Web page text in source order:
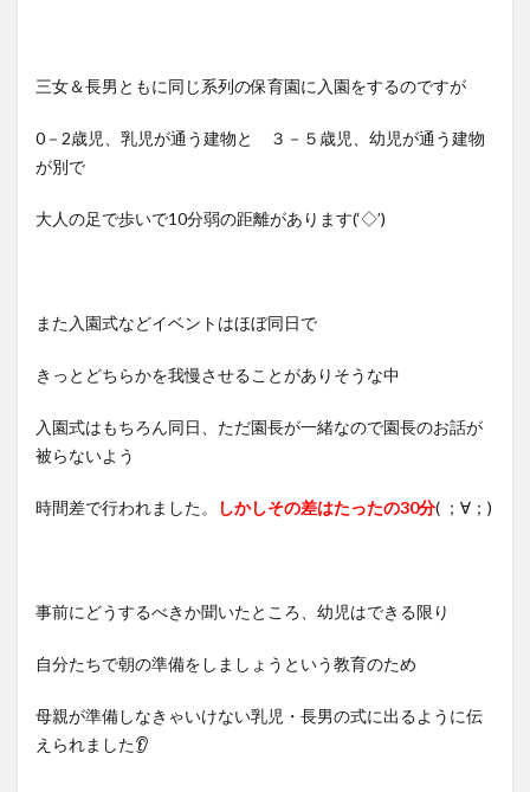
三女＆長男ともに同じ系列の保育園に入園をするのですが
0－2歳児、乳児が通う建物と ３－５歳児、幼児が通う建物
が別で
大人の足で歩いで10分弱の距離があります(‘◇’)ゞ
また入園式などイベントはほぼ同日で
きっとどちらかを我慢させることがありそうな中
入園式はもちろん同日、ただ園長が一緒なので園長のお話が
被らないよう
時間差で行われました。 しかしその差はたったの30分( ；∀；)
事前にどうするべきか聞いたところ、幼児はできる限り
自分たちで朝の準備をしましょうという教育のため
母親が準備しなきゃいけない乳児・長男の式に出るように伝
えられました👂